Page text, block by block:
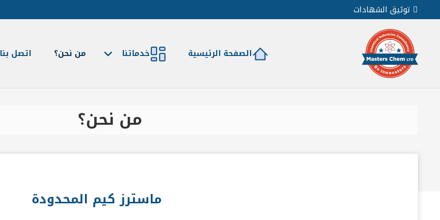
توثيق الشهادات
الصفحة الرئيسية خدماتنا من نحن؟ اتصل بنا
من نحن؟
ماسترز كيم المحدودة